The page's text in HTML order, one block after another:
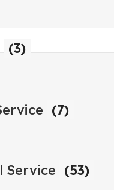
(3)
(7)
Service (53)